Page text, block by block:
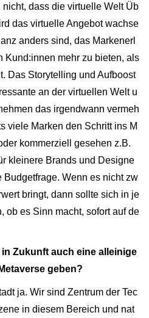
nicht, dass die virtuelle Welt Üb
das virtuelle Angebot wachse
anders sind, das Markenerl
Kund:innen mehr zu bieten, als
Das Storytelling und Aufboost
an der virtuellen Welt u
das irgendwann vermeh
viele Marken den Schritt ins M
kommerziell gesehen z.B.
kleinere Brands und Designe
Budgetfrage. Wenn es nicht zw
bringt, dann sollte sich in je
ob es Sinn macht, sofort auf de
Zukunft auch eine alleinige
geben?
ja. Wir sind Zentrum der Tec
in diesem Bereich und nat